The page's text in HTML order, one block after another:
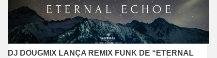
DJ DOUGMIX LANÇA REMIX FUNK DE “ETERNAL